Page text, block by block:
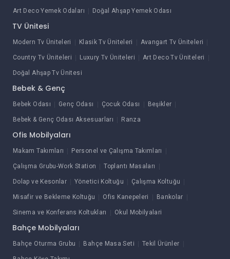
Art Deco Yemek Odaları Doğal Ahşap Yemek Odası
TV Ünitesi
Modern Tv Üniteleri Klasik Tv Üniteleri Avangart Tv Üniteleri
Country Tv Üniteleri Luxury Tv Üniteleri Art Deco Tv Üniteleri
Doğal Ahşap Tv Ünitesi
Bebek & Genç
Bebek Odası Genç Odası Çocuk Odası Beşikler
Bebek & Genç Odası Aksesuarları Ranza
Ofis Mobilyaları
Makam Takımları Personel ve Çalışma Takımları
Çalışma Grubu-Work Station Toplantı Masaları
Dolap ve Kesonlar Yönetici Koltuğu Çalışma Koltuğu
Misafir ve Bekleme Koltuğu Ofis Kanepeleri Bankolar
Sinema ve Konferans Koltukları Okul Mobilyalari
Bahçe Mobilyaları
Bahçe Oturma Grubu Bahçe Masa Seti Tekil Ürünler